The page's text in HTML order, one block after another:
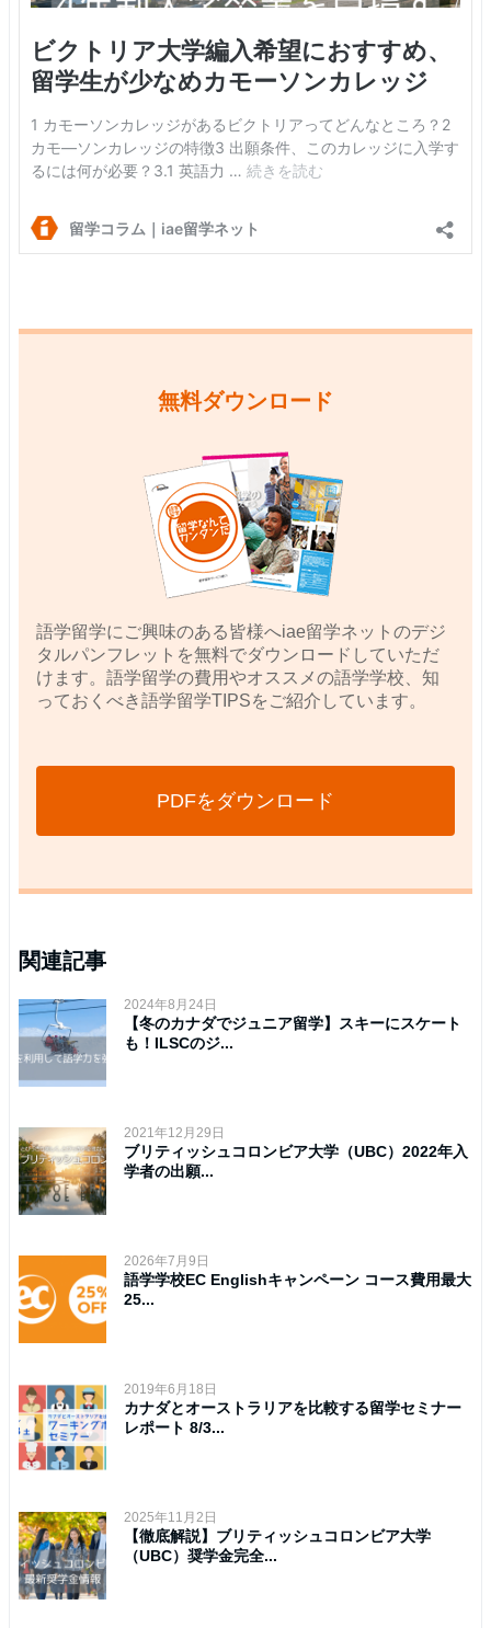
無料ダウンロード
語学留学にご興味のある皆様へiae留学ネットのデジ
タルパンフレットを無料でダウンロードしていただ
けます。語学留学の費用やオススメの語学学校、知
っておくべき語学留学TIPSをご紹介しています。
PDFをダウンロード
関連記事
2024年8月24日
【冬のカナダでジュニア留学】スキーにスケート
も！ILSCのジ...
2021年12月29日
ブリティッシュコロンビア大学（UBC）2022年入
学者の出願...
2026年7月9日
語学学校EC Englishキャンペーン コース費用最大
25...
2019年6月18日
カナダとオーストラリアを比較する留学セミナー
レポート 8/3...
2025年11月2日
【徹底解説】ブリティッシュコロンビア大学
（UBC）奨学金完全...